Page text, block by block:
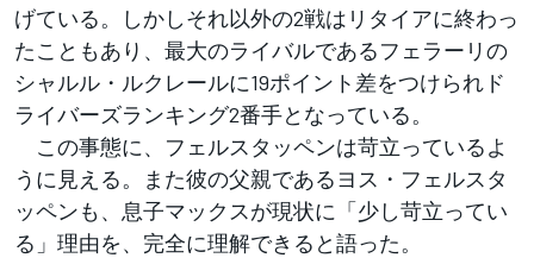
げている。しかしそれ以外の2戦はリタイアに終わっ
たこともあり、最大のライバルであるフェラーリの
シャルル・ルクレールに19ポイント差をつけられド
ライバーズランキング2番手となっている。
この事態に、フェルスタッペンは苛立っているよ
うに見える。また彼の父親であるヨス・フェルスタ
ッペンも、息子マックスが現状に「少し苛立ってい
る」理由を、完全に理解できると語った。